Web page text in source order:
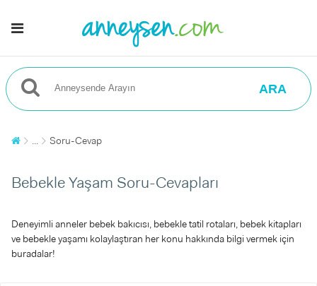
ARA
... Soru-Cevap
Bebekle Yaşam Soru-Cevapları
Deneyimli anneler bebek bakıcısı, bebekle tatil rotaları, bebek kitapları
ve bebekle yaşamı kolaylaştıran her konu hakkında bilgi vermek için
buradalar!